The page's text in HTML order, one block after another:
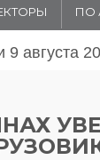
ПО
и 1